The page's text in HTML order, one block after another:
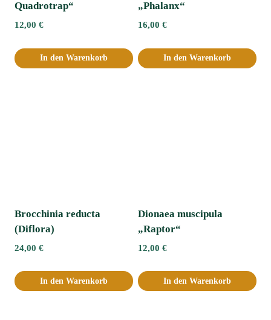
Quadrotrap“
12,00 €
In den Warenkorb
„Phalanx“
16,00 €
In den Warenkorb
Brocchinia reducta
(Diflora)
24,00 €
In den Warenkorb
Dionaea muscipula
„Raptor“
12,00 €
In den Warenkorb